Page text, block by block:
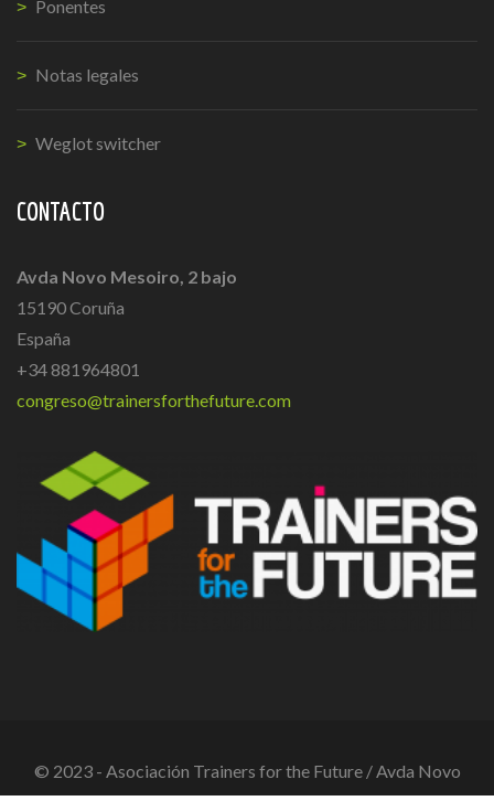
Ponentes
Notas legales
Weglot switcher
CONTACTO
Avda Novo Mesoiro, 2 bajo
15190 Coruña
España
+34 881964801
congreso@trainersforthefuture.com
© 2023 - Asociación Trainers for the Future / Avda Novo